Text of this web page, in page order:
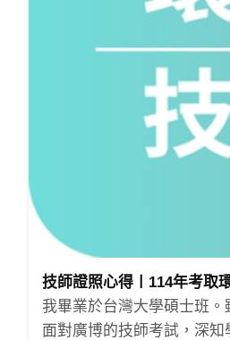
技師證照心得〡114年考取
我畢業於台灣大學碩士班
面對廣博的技師考試，深